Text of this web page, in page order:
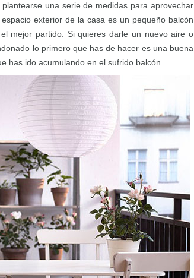
una serie de medidas para aprovechar
exterior de la casa es un pequeño balcón
mejor partido. Si quieres darle un nuevo aire o
lo primero que has de hacer es una buena
has ido acumulando en el sufrido balcón.